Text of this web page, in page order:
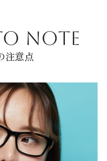
NOTE
注意点